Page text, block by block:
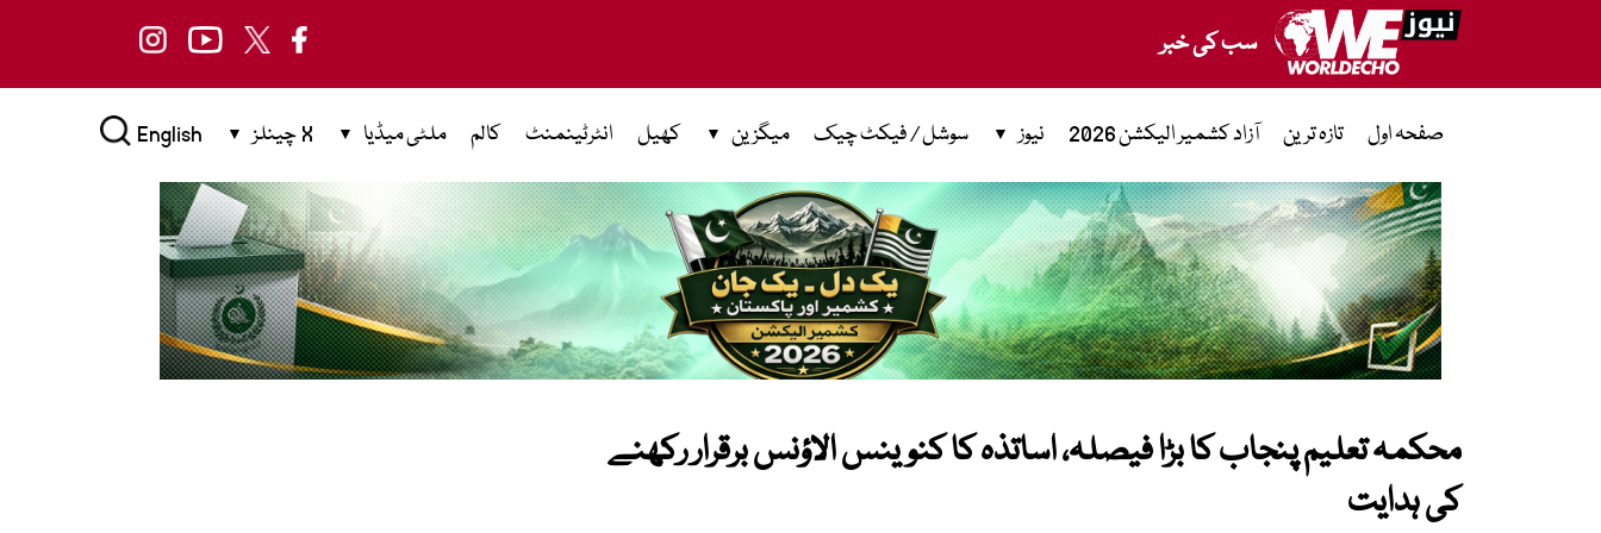
سب کی خبر
صفحہ اول تازہ ترین آزاد کشمیر الیکشن 2026 نیوز سوشل / فیکٹ چیک میگزین کھیل انٹرٹینمنٹ کالم ملٹی میڈیا X چینلز English
محکمہ تعلیم پنجاب کا بڑا فیصلہ، اساتذہ کا کنوینس الاؤنس برقرار رکھنے
کی ہدایت